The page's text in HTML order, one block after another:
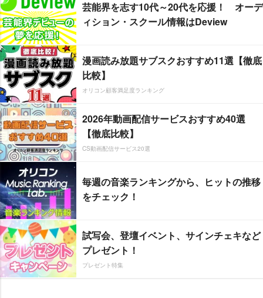
芸能界を志す10代～20代を応援！ オーデ
ィション・スクール情報はDeview
漫画読み放題サブスクおすすめ11選【徹底
比較】
オリコン顧客満足度ランキング
2026年動画配信サービスおすすめ40選
【徹底比較】
CS動画配信サービス20選
毎週の音楽ランキングから、ヒットの推移
をチェック！
試写会、登壇イベント、サインチェキなど
プレゼント！
プレゼント特集